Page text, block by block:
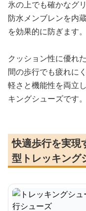
氷の上でも確かなグ
防水メンブレンを内
を効果的に防ぎます。
クッション性に優れ
間の歩行でも疲れに
軽さと機能性を両立
キングシューズです。
快適歩行を実現
型トレッキング